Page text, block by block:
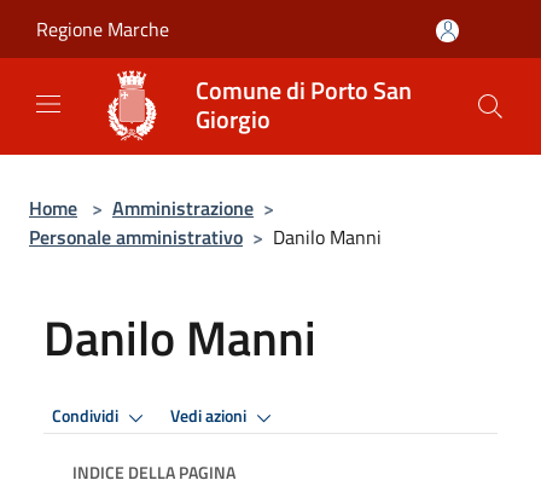
Regione Marche
Comune di Porto San
Giorgio
Home > Amministrazione >
Personale amministrativo > Danilo Manni
Danilo Manni
Condividi Vedi azioni
INDICE DELLA PAGINA